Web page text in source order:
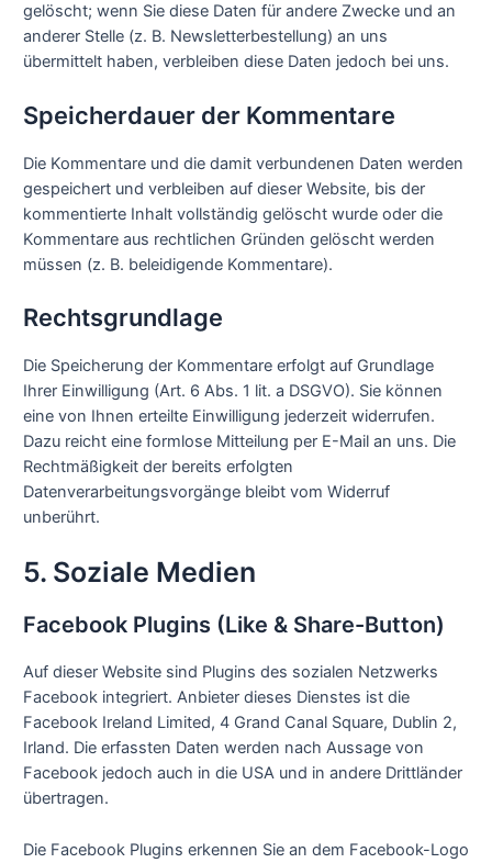
gelöscht; wenn Sie diese Daten für andere Zwecke und an
anderer Stelle (z. B. Newsletterbestellung) an uns
übermittelt haben, verbleiben diese Daten jedoch bei uns.
Speicherdauer der Kommentare
Die Kommentare und die damit verbundenen Daten werden
gespeichert und verbleiben auf dieser Website, bis der
kommentierte Inhalt vollständig gelöscht wurde oder die
Kommentare aus rechtlichen Gründen gelöscht werden
müssen (z. B. beleidigende Kommentare).
Rechtsgrundlage
Die Speicherung der Kommentare erfolgt auf Grundlage
Ihrer Einwilligung (Art. 6 Abs. 1 lit. a DSGVO). Sie können
eine von Ihnen erteilte Einwilligung jederzeit widerrufen.
Dazu reicht eine formlose Mitteilung per E-Mail an uns. Die
Rechtmäßigkeit der bereits erfolgten
Datenverarbeitungsvorgänge bleibt vom Widerruf
unberührt.
5. Soziale Medien
Facebook Plugins (Like & Share-Button)
Auf dieser Website sind Plugins des sozialen Netzwerks
Facebook integriert. Anbieter dieses Dienstes ist die
Facebook Ireland Limited, 4 Grand Canal Square, Dublin 2,
Irland. Die erfassten Daten werden nach Aussage von
Facebook jedoch auch in die USA und in andere Drittländer
übertragen.
Die Facebook Plugins erkennen Sie an dem Facebook-Logo